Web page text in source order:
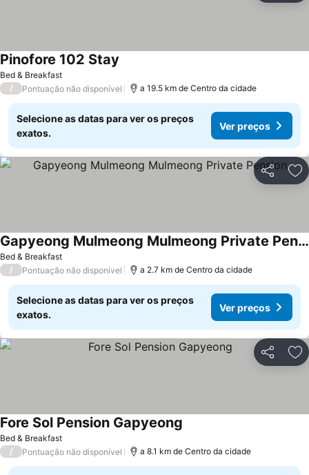
Bed & Breakfast
Pinofore 102 Stay
/ Pontuação não disponível a 19.5 km de Centro da cidade
Selecione as datas para ver os preços
exatos.
Ver preços
Partilhar
Bed & Breakfast
Gapyeong Mulmeong Mulmeong Private Pension
/ Pontuação não disponível a 2.7 km de Centro da cidade
Selecione as datas para ver os preços
exatos.
Ver preços
Partilhar
Bed & Breakfast
Fore Sol Pension Gapyeong
/ Pontuação não disponível a 8.1 km de Centro da cidade